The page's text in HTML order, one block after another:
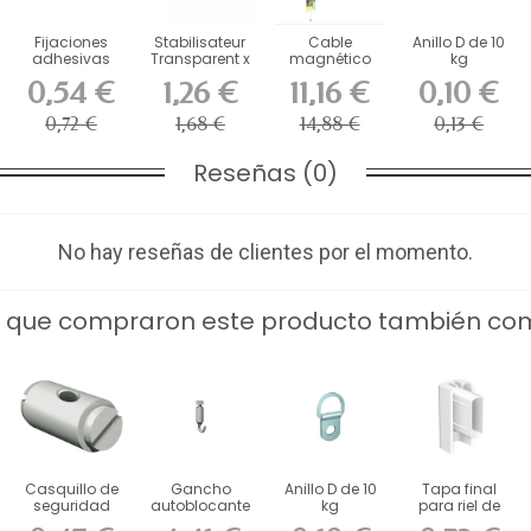
Fijaciones
adhesivas
blancas...
0,54 €
0,72 €
Stabilisateur
Transparent x
1,26 €
1,68 €
Cable
magnético
Artiteq Picture...
11,16 €
14,88 €
Anillo D de 10
kg
0,10 €
0,13 €
Reseñas (0)
No hay reseñas de clientes por el momento.
que compraron este producto también
Casquillo de
seguridad
Gancho
autoblocante
Anillo D de 10
kg
Tapa final
para riel de